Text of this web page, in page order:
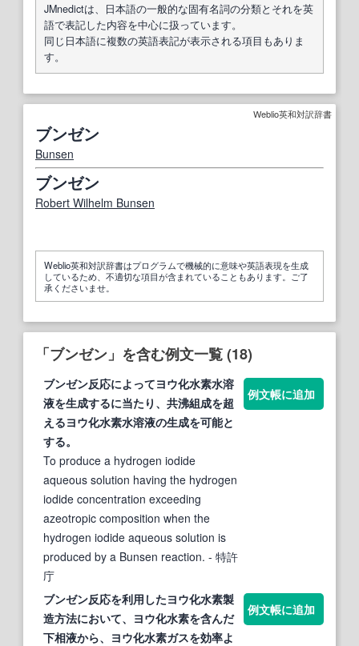
JMnedictは、日本語の一般的な固有名詞の分類とそれを英
語で表記した内容を中心に扱っています。
同じ日本語に複数の英語表記が表示される項目もありま
す。
Weblio英和対訳辞書
ブンゼン
Bunsen
ブンゼン
Robert Wilhelm Bunsen
Weblio英和対訳辞書はプログラムで機械的に意味や英語表現を生成
しているため、不適切な項目が含まれていることもあります。ご了
承くださいませ。
「ブンゼン」を含む例文一覧 (18)
ブンゼン反応によってヨウ化水素水溶
液を生成するに当たり、共沸組成を超
えるヨウ化水素水溶液の生成を可能と
する。
To produce a hydrogen iodide
aqueous solution having the hydrogen
iodide concentration exceeding
azeotropic composition when the
hydrogen iodide aqueous solution is
produced by a Bunsen reaction. - 特許
庁
例文帳に追加
ブンゼン反応を利用したヨウ化水素製
造方法において、ヨウ化水素を含んだ
下相液から、ヨウ化水素ガスを効率よ
例文帳に追加